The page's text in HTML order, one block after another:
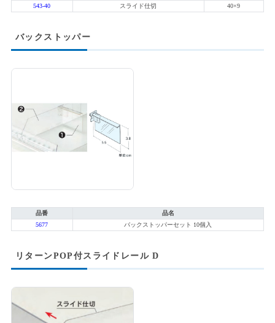
543-40
スライド仕切 40×9
バックストッパー
品番
品名
5677
バックストッパーセット 10個入
リターンPOP付スライドレール D